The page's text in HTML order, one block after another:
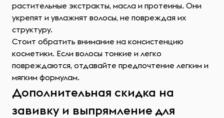
растительные экстракты, масла и протеины. Они
укрепят и увлажнят волосы, не повреждая их
структуру.
Стоит обратить внимание на консистенцию
косметики. Если волосы тонкие и легко
повреждаются, отдавайте предпочтение легким и
мягким формулам.
Дополнительная скидка на
завивку и выпрямление для